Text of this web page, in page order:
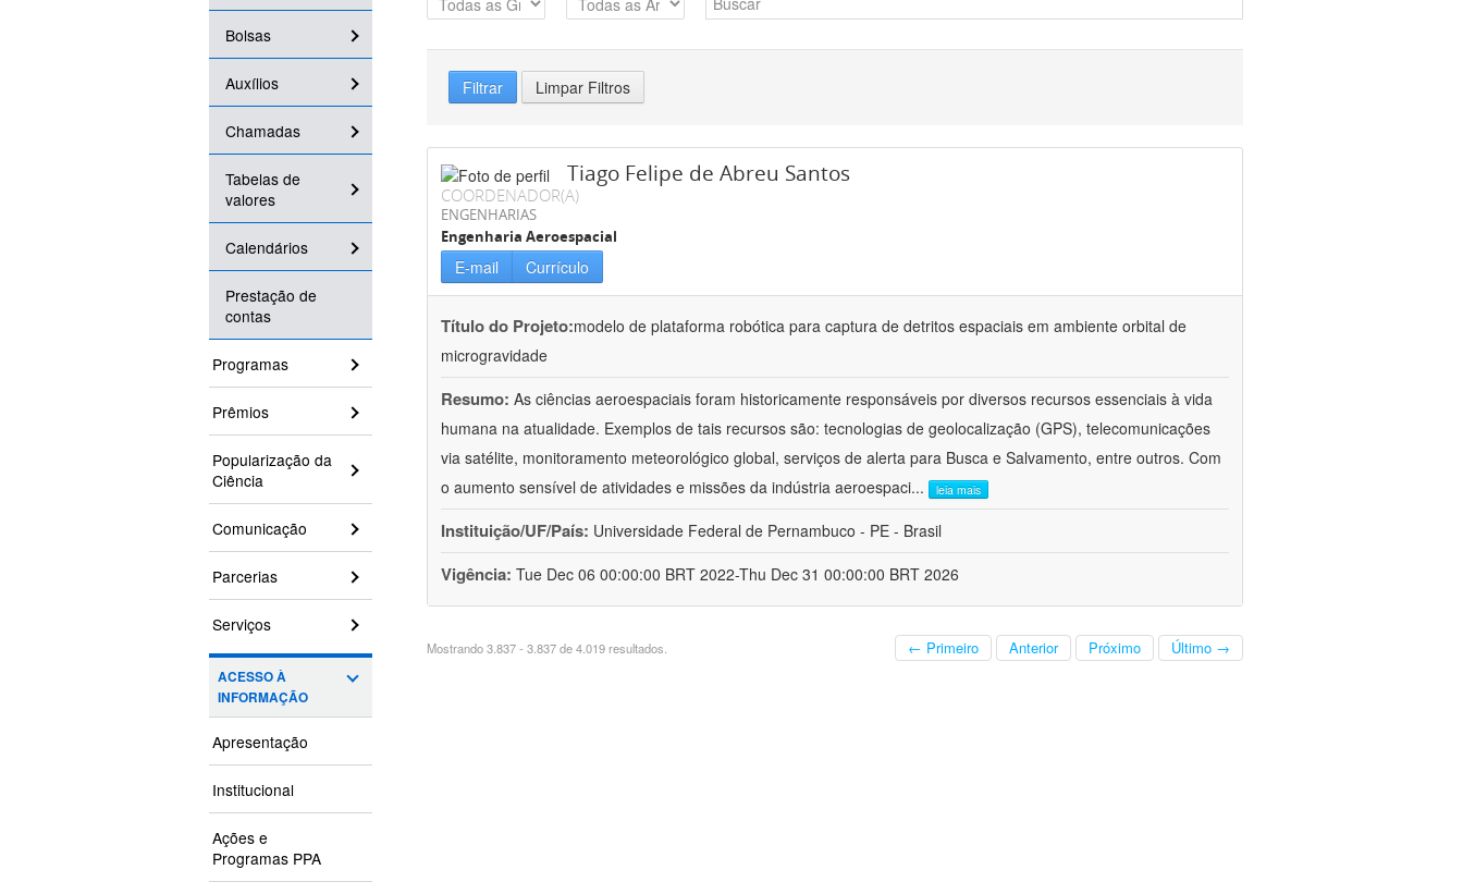
Bolsas
Auxílios
Chamadas
Tabelas de
valores
Calendários
Prestação de
contas
Programas
Prêmios
Popularização da
Ciência
Comunicação
Parcerias
Serviços
ACESSO À
INFORMAÇÃO
Apresentação
Institucional
Ações e
Programas PPA
Filtrar Limpar Filtros
Tiago Felipe de Abreu Santos
COORDENADOR(A)
ENGENHARIAS
Engenharia Aeroespacial
E-mail Currículo
Título do Projeto:modelo de plataforma robótica para captura de detritos espaciais em ambiente orbital de
microgravidade
Resumo: As ciências aeroespaciais foram historicamente responsáveis por diversos recursos essenciais à vida
humana na atualidade. Exemplos de tais recursos são: tecnologias de geolocalização (GPS), telecomunicações
via satélite, monitoramento meteorológico global, serviços de alerta para Busca e Salvamento, entre outros. Com
o aumento sensível de atividades e missões da indústria aeroespaci... leia mais
Instituição/UF/País: Universidade Federal de Pernambuco - PE - Brasil
Vigência: Tue Dec 06 00:00:00 BRT 2022-Thu Dec 31 00:00:00 BRT 2026
Mostrando 3.837 - 3.837 de 4.019 resultados. ← Primeiro Anterior Próximo Último →